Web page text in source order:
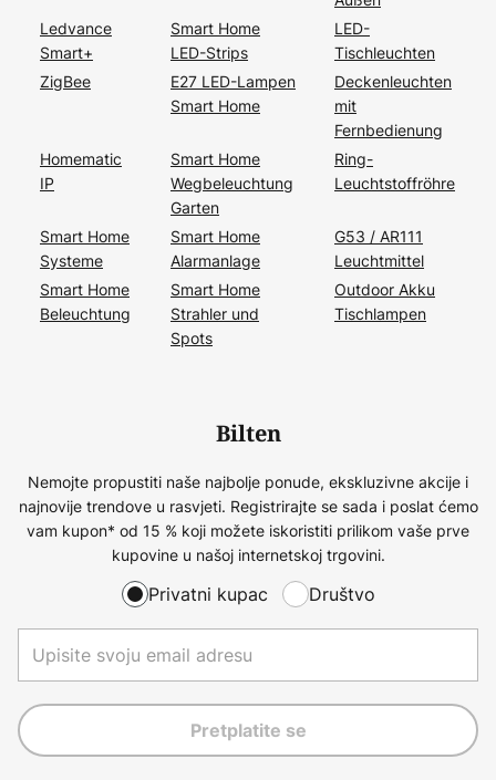
Ledvance
Smart+
Smart Home
LED-Strips
LED-
Tischleuchten
ZigBee
E27 LED-Lampen
Smart Home
Deckenleuchten
mit
Fernbedienung
Homematic
IP
Smart Home
Wegbeleuchtung
Garten
Ring-
Leuchtstoffröhre
Smart Home
Systeme
Smart Home
Alarmanlage
G53 / AR111
Leuchtmittel
Smart Home
Beleuchtung
Smart Home
Strahler und
Spots
Outdoor Akku
Tischlampen
Bilten
Nemojte propustiti naše najbolje ponude, ekskluzivne akcije i
najnovije trendove u rasvjeti. Registrirajte se sada i poslat ćemo
vam kupon* od 15 % koji možete iskoristiti prilikom vaše prve
kupovine u našoj internetskoj trgovini.
Privatni kupac Društvo
Pretplatite se